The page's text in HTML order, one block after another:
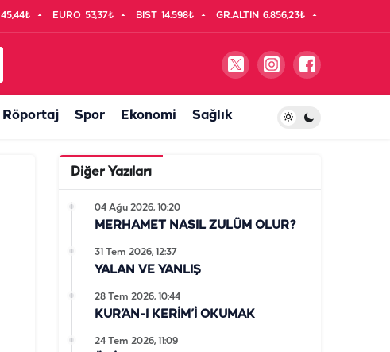
45,44₺ EURO 53,37₺ BIST 14.598₺ GR.ALTIN 6.856,23₺
Röportaj Spor Ekonomi Sağlık
Diğer Yazıları
MERHAMET NASIL ZULÜM OLUR?
04 Ağu 2026, 10:20
YALAN VE YANLIŞ
31 Tem 2026, 12:37
KUR’AN-I KERİM’İ OKUMAK
28 Tem 2026, 10:44
24 Tem 2026, 11:09